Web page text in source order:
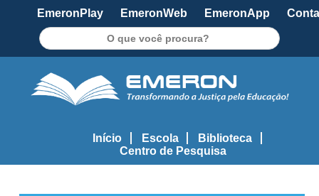
EmeronPlay EmeronWeb EmeronApp
Início Escola
Biblioteca
Centro de Pesquisa